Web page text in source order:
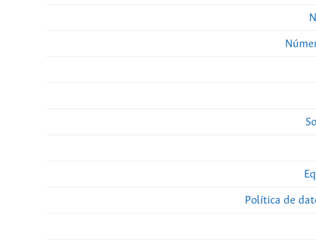
Política de